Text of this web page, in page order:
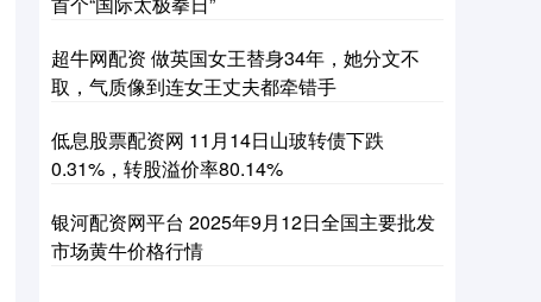
超牛网配资 做英国女王替身34年，她分文不
取，气质像到连女王丈夫都牵错手
低息股票配资网 11月14日山玻转债下跌
0.31%，转股溢价率80.14%
银河配资网平台 2025年9月12日全国主要批发
市场黄牛价格行情